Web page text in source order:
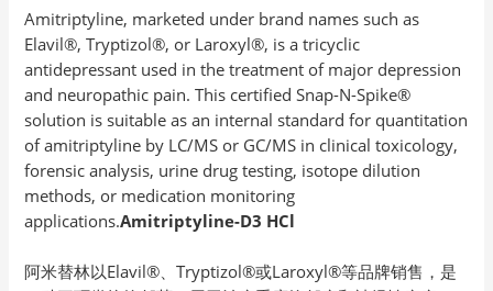
Amitriptyline, marketed under brand names such as
Elavil®, Tryptizol®, or Laroxyl®, is a tricyclic
antidepressant used in the treatment of major depression
and neuropathic pain. This certified Snap-N-Spike®
solution is suitable as an internal standard for quantitation
of amitriptyline by LC/MS or GC/MS in clinical toxicology,
forensic analysis, urine drug testing, isotope dilution
methods, or medication monitoring
applications.Amitriptyline-D3 HCl
阿米替林以Elavil®、Tryptizol®或Laroxyl®等品牌销售，是